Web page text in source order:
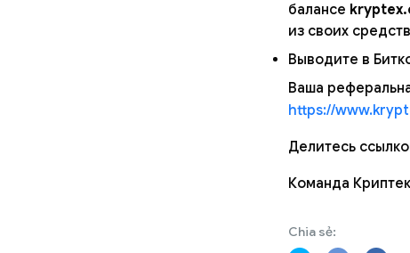
балансе
из своих
Выводите в
Ваша
https://
Делитесь
Команда
Chia sẻ: